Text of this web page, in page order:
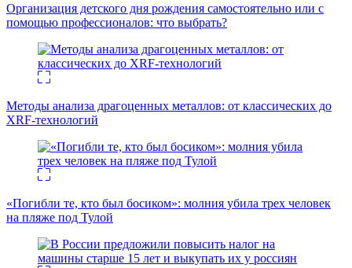
Организация детского дня рождения самостоятельно или с
помощью профессионалов: что выбрать?
Методы анализа драгоценных металлов: от классических до
XRF-технологий
«Погибли те, кто был босиком»: молния убила трех человек
на пляже под Тулой